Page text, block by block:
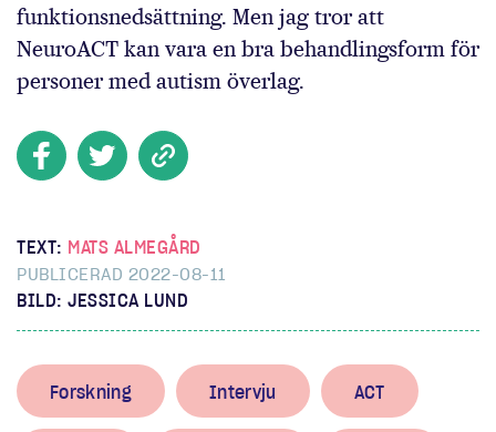
funktionsnedsättning. Men jag tror att
NeuroACT kan vara en bra behandlingsform för
personer med autism överlag.
TEXT: MATS ALMEGÅRD
PUBLICERAD 2022-08-11
BILD: JESSICA LUND
Forskning Intervju ACT